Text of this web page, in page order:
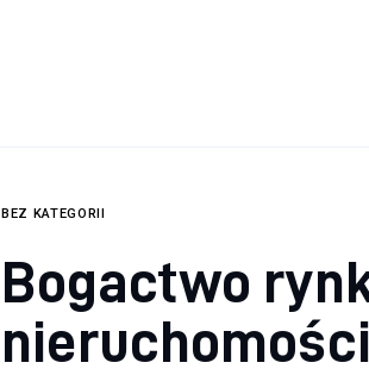
BEZ KATEGORII
Bogactwo
nieruchomości